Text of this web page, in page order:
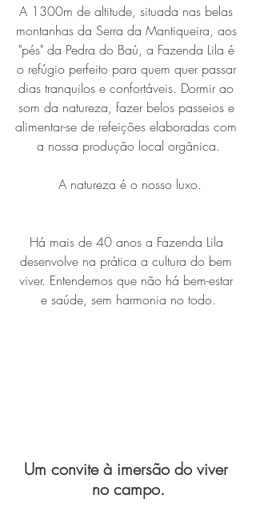
A 1300m de altitude, situada nas belas
montanhas da Serra da Mantiqueira, aos
"pés" da Pedra do Baú, a Fazenda Lila é
o refúgio perfeito para quem quer passar
dias tranquilos e confortáveis. Dormir ao
som da natureza, fazer belos passeios e
alimentar-se de refeições elaboradas com
a nossa produção local orgânica.
A natureza é o nosso luxo.
Há mais de 40 anos a Fazenda Lila
desenvolve na prática a cultura do bem
viver. Entendemos que não há bem-estar
e saúde, sem harmonia no todo.
Um convite à imersão do viver
no campo.